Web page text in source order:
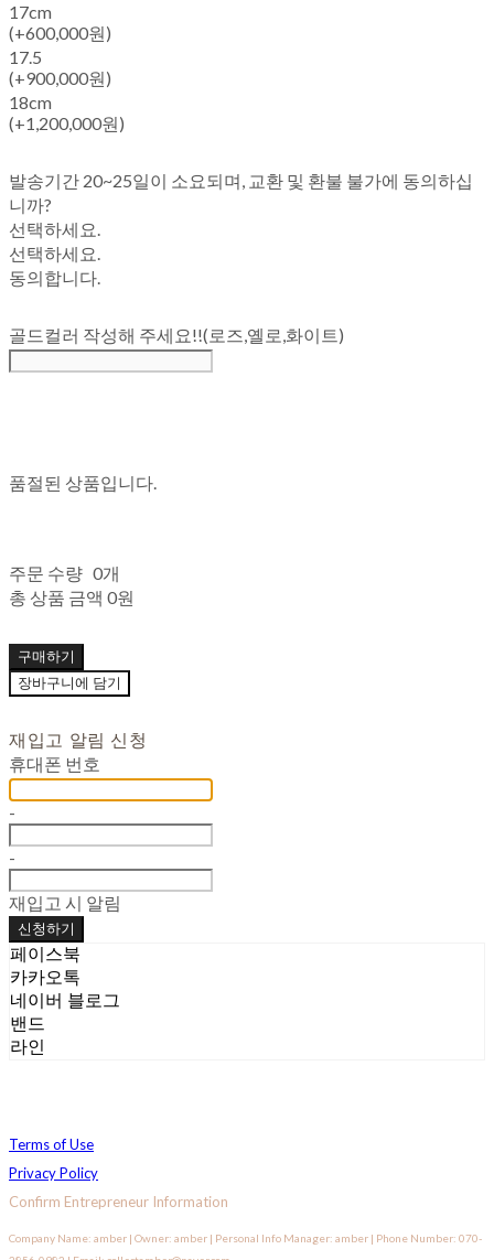
17cm
(+600,000원)
17.5
(+900,000원)
18cm
(+1,200,000원)
발송기간 20~25일이 소요되며, 교환 및 환불 불가에 동의하십
니까?
선택하세요.
선택하세요.
동의합니다.
골드컬러 작성해 주세요!!(로즈,옐로,화이트)
품절된 상품입니다.
주문 수량 0개
총 상품 금액 0원
구매하기
장바구니에 담기
재입고 알림 신청
휴대폰 번호
-
-
재입고 시 알림
신청하기
페이스북
카카오톡
네이버 블로그
밴드
라인
Terms of Use
Privacy Policy
Confirm Entrepreneur Information
Company Name: amber | Owner: amber | Personal Info Manager: amber | Phone Number: 070-